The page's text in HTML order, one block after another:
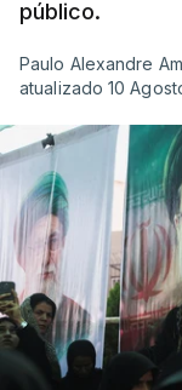
público.
Paulo Alexandre
atualizado 10